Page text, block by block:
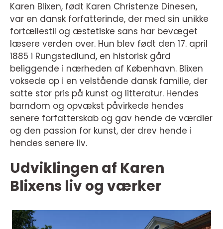
Karen Blixen, født Karen Christenze Dinesen,
var en dansk forfatterinde, der med sin unikke
fortællestil og æstetiske sans har bevæget
læsere verden over. Hun blev født den 17. april
1885 i Rungstedlund, en historisk gård
beliggende i nærheden af København. Blixen
voksede op i en velstående dansk familie, der
satte stor pris på kunst og litteratur. Hendes
barndom og opvækst påvirkede hendes
senere forfatterskab og gav hende de værdier
og den passion for kunst, der drev hende i
hendes senere liv.
Udviklingen af Karen
Blixens liv og værker